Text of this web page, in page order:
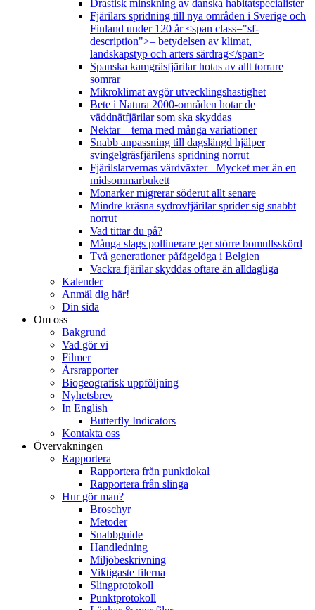
Drastisk minskning av danska habitatspecialister
Fjärilars spridning till nya områden i Sverige och
Finland under 120 år <span class="sf-
description">– betydelsen av klimat,
landskapstyp och arters särdrag</span>
Spanska kamgräsfjärilar hotas av allt torrare
somrar
Mikroklimat avgör utvecklingshastighet
Bete i Natura 2000-områden hotar de
väddnätfjärilar som ska skyddas
Nektar – tema med många variationer
Snabb anpassning till dagslängd hjälper
svingelgräsfjärilens spridning norrut
Fjärilslarvernas värdväxter– Mycket mer än en
midsommarbukett
Monarker migrerar söderut allt senare
Mindre kräsna sydrovfjärilar sprider sig snabbt
norrut
Vad tittar du på?
Många slags pollinerare ger större bomullsskörd
Två generationer påfågelöga i Belgien
Vackra fjärilar skyddas oftare än alldagliga
Kalender
Anmäl dig här!
Din sida
Om oss
Bakgrund
Vad gör vi
Filmer
Årsrapporter
Biogeografisk uppföljning
Nyhetsbrev
In English
Butterfly Indicators
Kontakta oss
Övervakningen
Rapportera
Rapportera från punktlokal
Rapportera från slinga
Hur gör man?
Broschyr
Metoder
Snabbguide
Handledning
Miljöbeskrivning
Viktigaste filerna
Slingprotokoll
Punktprotokoll